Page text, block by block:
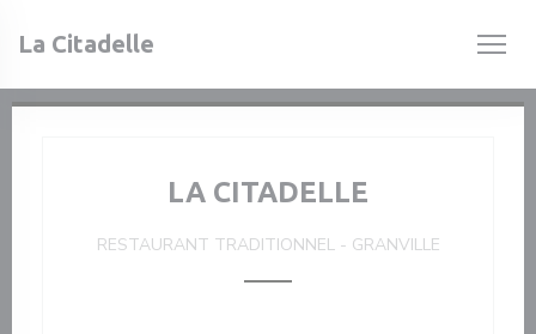
La Citadelle
LA CITADELLE
RESTAURANT TRADITIONNEL - GRANVILLE